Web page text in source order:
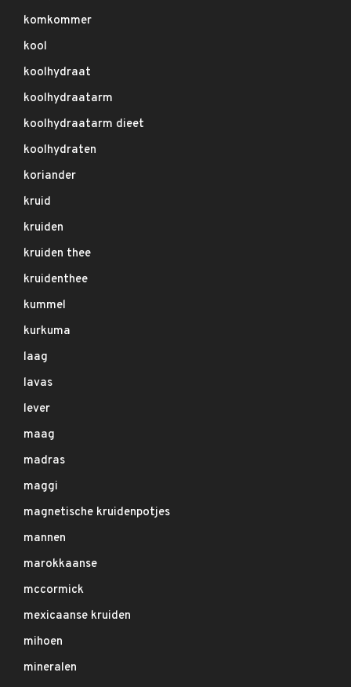
komkommer
kool
koolhydraat
koolhydraatarm
koolhydraatarm dieet
koolhydraten
koriander
kruid
kruiden
kruiden thee
kruidenthee
kummel
kurkuma
laag
lavas
lever
maag
madras
maggi
magnetische kruidenpotjes
mannen
marokkaanse
mccormick
mexicaanse kruiden
mihoen
mineralen